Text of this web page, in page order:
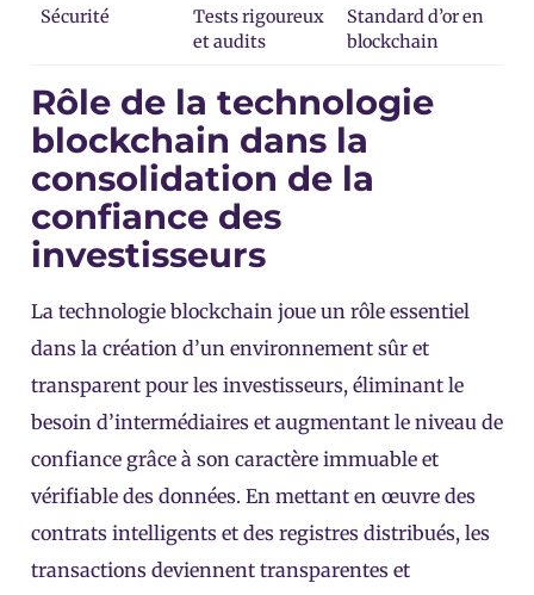
Sécurité
Tests rigoureux
et audits
Standard d’or en
blockchain
Rôle de la technologie
blockchain dans la
consolidation de la
confiance des
investisseurs
La technologie blockchain joue un rôle essentiel
dans la création d’un environnement sûr et
transparent pour les investisseurs, éliminant le
besoin d’intermédiaires et augmentant le niveau de
confiance grâce à son caractère immuable et
vérifiable des données. En mettant en œuvre des
contrats intelligents et des registres distribués, les
transactions deviennent transparentes et